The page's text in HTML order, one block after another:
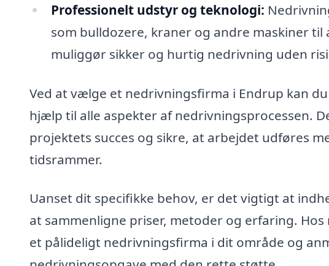
Professionelt udstyr og teknologi:
som bulldozere, kraner og andre maskiner
muliggør sikker og hurtig nedrivning uden
Ved at vælge et nedrivningsfirma i Endrup kan
hjælp til alle aspekter af nedrivningsprocessen.
projektets succes og sikre, at arbejdet udføres
tidsrammer.
Uanset dit specifikke behov, er det vigtigt at
at sammenligne priser, metoder og erfaring.
et pålideligt nedrivningsfirma i dit område og